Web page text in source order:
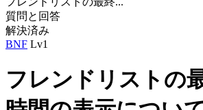
質問と回答
解決済み
BNF Lv1
フレンドリストの